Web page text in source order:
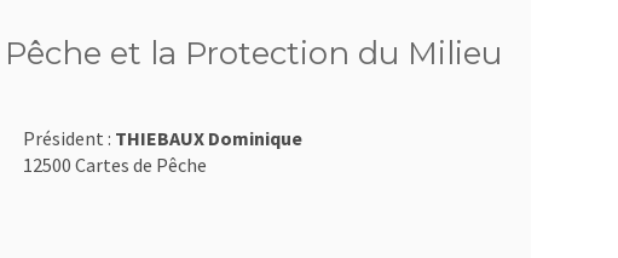
et la Protection du Milieu
Président : THIEBAUX Dominique
12500 Cartes de Pêche